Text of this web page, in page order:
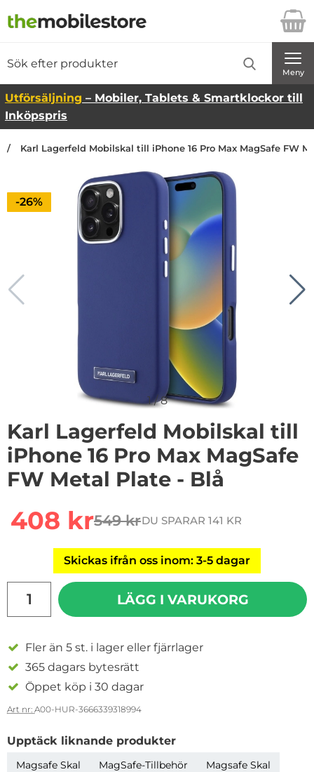
Startsidan för Danira Telecom AB
Meny
Utförsäljning – Mobiler, Tablets & Smartklockor till
Inköpspris
Karl Lagerfeld Mobilskal till iPhone 16 Pro Max MagSafe FW
Priset är nedsatt med
-26%
1/8
Karl Lagerfeld Mobilskal till
iPhone 16 Pro Max MagSafe
FW Metal Plate - Blå
rea pris
408 krtidigare pris
549 krDU SPARAR 141 KR
Skickas ifrån oss inom: 3-5 dagar
LÄGG I VARUKORG
Fler än 5 st. i lager eller fjärrlager
365 dagars bytesrätt
Öppet köp i 30 dagar
Art nr: A00-HUR-3666339318994
Upptäck liknande produkter
Magsafe Skal MagSafe-Tillbehör
Magsafe Skal